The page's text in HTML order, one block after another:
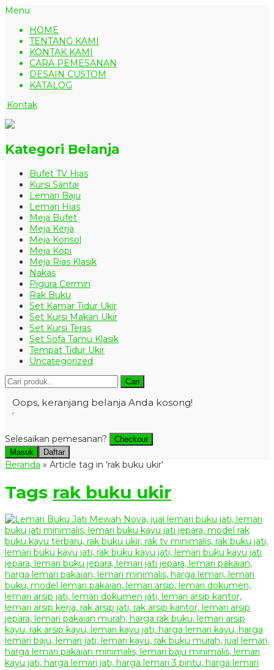
Menu
HOME
TENTANG KAMI
KONTAK KAMI
CARA PEMESANAN
DESAIN CUSTOM
KATALOG
Kontak
Kategori Belanja
Bufet TV Hias
Kursi Santai
Lemari Baju
Lemari Hias
Meja Bufet
Meja Kerja
Meja Konsol
Meja Kopi
Meja Rias Klasik
Nakas
Pigura Cermin
Rak Buku
Set Kamar Tidur Ukir
Set Kursi Makan Ukir
Set Kursi Teras
Set Sofa Tamu Klasik
Tempat Tidur Ukir
Uncategorized
Cari
Oops, keranjang belanja Anda kosong!
Selesaikan pemesanan?
Checkout
Masuk
Daftar
Beranda » Article tag in 'rak buku ukir'
Tags rak buku ukir